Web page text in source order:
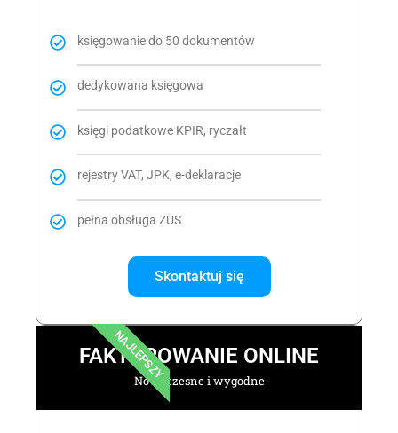
księgowanie do 50 dokumentów
dedykowana księgowa
księgi podatkowe KPIR, ryczałt
rejestry VAT, JPK, e-deklaracje
pełna obsługa ZUS
Skontaktuj się
NAJLEPSZY
FAKTUROWANIE ONLINE
Nowoczesne i wygodne